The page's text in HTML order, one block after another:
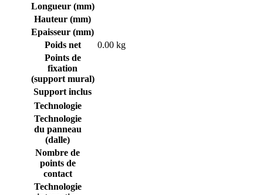
Longueur (mm)
Hauteur (mm)
Epaisseur (mm)
Poids net
0.00 kg
Points de
fixation
(support mural)
Support inclus
Technologie
Technologie
du panneau
(dalle)
Nombre de
points de
contact
Technologie